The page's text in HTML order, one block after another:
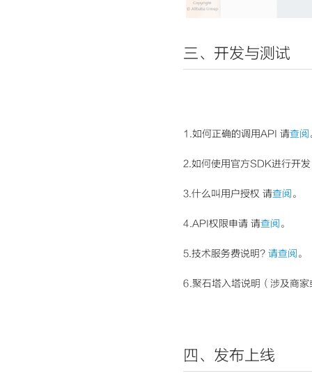
三、开发与测试
1.如何正确的调用API 请查阅
2.如何使用官方SDK进行开
3.什么叫用户授权 请查阅 。
4.API权限申请 请查阅 。
5.技术服务费说明? 请查阅 。
6.聚石塔入塔说明（涉及商
四、发布上线